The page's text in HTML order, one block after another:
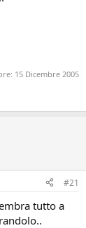
15 Dicembre 2005
#21
tutto a